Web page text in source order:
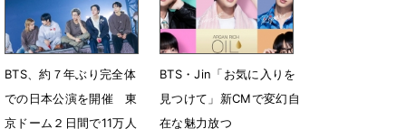
BTS、約７年ぶり完全体
での日本公演を開催 東
京ドーム２日間で11万人
BTS・Jin「お気に入りを
見つけて」新CMで変幻自
在な魅力放つ